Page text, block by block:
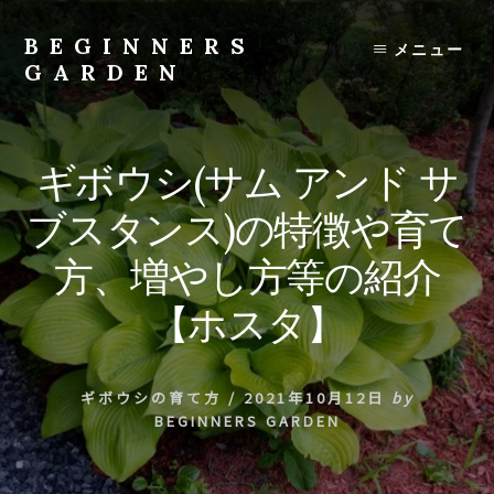
content
BEGINNERS
GARDEN
植
物
種
類
や
育
て
方
紹
介
を
行
い
メニュー
ギボウシ(サム アンド サ
ブスタンス)の特徴や育て
方、増やし方等の紹介
【ホスタ】
ギボウシの育て方 / 2021年10月12日 by
BEGINNERS GARDEN